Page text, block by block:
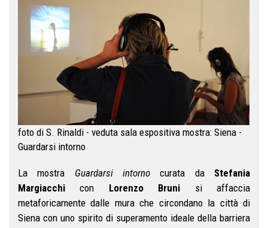
foto di S. Rinaldi - veduta sala espositiva mostra: Siena -
Guardarsi intorno
La mostra Guardarsi intornocurata da Stefania
Margiacchi con Lorenzo Bruni si affaccia
metaforicamente dalle mura che circondano la città di
Siena con uno spirito di superamento ideale della barriera